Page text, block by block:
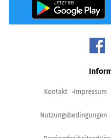
Kontakt Impressum
Nutzungsbedingungen